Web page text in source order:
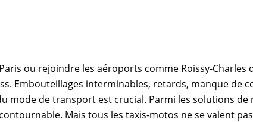
ou rejoindre les aéroports comme Roissy-Charles
Embouteillages interminables, retards, manque de
mode de transport est crucial. Parmi les solutions de
Mais tous les taxis-motos ne se valent